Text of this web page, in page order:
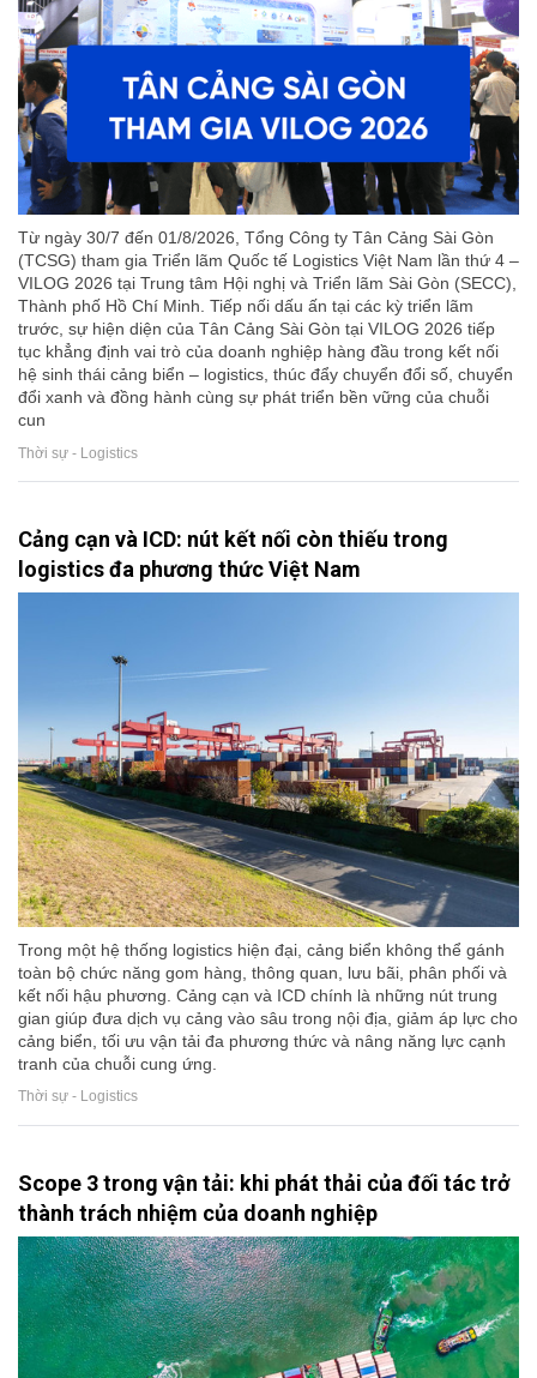
Từ ngày 30/7 đến 01/8/2026, Tổng Công ty Tân Cảng Sài Gòn
(TCSG) tham gia Triển lãm Quốc tế Logistics Việt Nam lần thứ 4 –
VILOG 2026 tại Trung tâm Hội nghị và Triển lãm Sài Gòn (SECC),
Thành phố Hồ Chí Minh. Tiếp nối dấu ấn tại các kỳ triển lãm
trước, sự hiện diện của Tân Cảng Sài Gòn tại VILOG 2026 tiếp
tục khẳng định vai trò của doanh nghiệp hàng đầu trong kết nối
hệ sinh thái cảng biển – logistics, thúc đẩy chuyển đổi số, chuyển
đổi xanh và đồng hành cùng sự phát triển bền vững của chuỗi
cun
Thời sự - Logistics
Cảng cạn và ICD: nút kết nối còn thiếu trong
logistics đa phương thức Việt Nam
Trong một hệ thống logistics hiện đại, cảng biển không thể gánh
toàn bộ chức năng gom hàng, thông quan, lưu bãi, phân phối và
kết nối hậu phương. Cảng cạn và ICD chính là những nút trung
gian giúp đưa dịch vụ cảng vào sâu trong nội địa, giảm áp lực cho
cảng biển, tối ưu vận tải đa phương thức và nâng năng lực cạnh
tranh của chuỗi cung ứng.
Thời sự - Logistics
Scope 3 trong vận tải: khi phát thải của đối tác trở
thành trách nhiệm của doanh nghiệp